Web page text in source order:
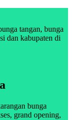
tangan, bunga
dan kabupaten di
bunga
grand opening,